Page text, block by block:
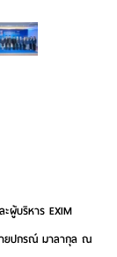
ผู้บริหาร EXIM
ายปกรณ์ มาลากุล ณ